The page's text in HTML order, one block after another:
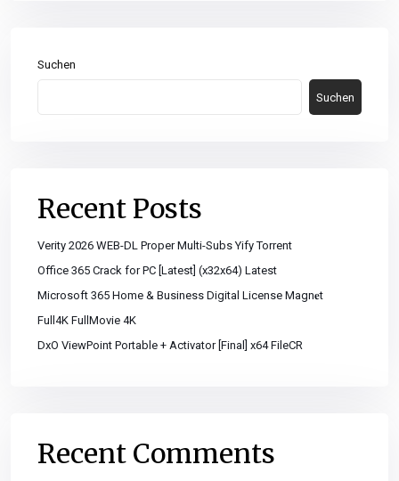
Suchen
Suchen
Recent Posts
Verity 2026 WEB-DL Proper Multi-Subs Yify Torrent
Office 365 Crack for PC [Latest] (x32x64) Latest
Microsoft 365 Home & Business Digital License Magn𝐞t
Full4K FullMovie 4K
DxO ViewPoint Portable + Activator [Final] x64 FileCR
Recent Comments